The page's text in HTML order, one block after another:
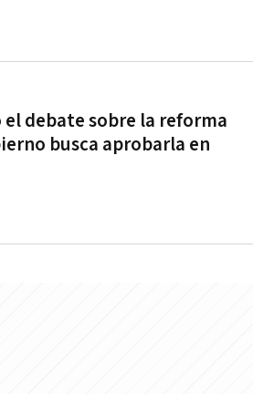
debate sobre la reforma
busca aprobarla en